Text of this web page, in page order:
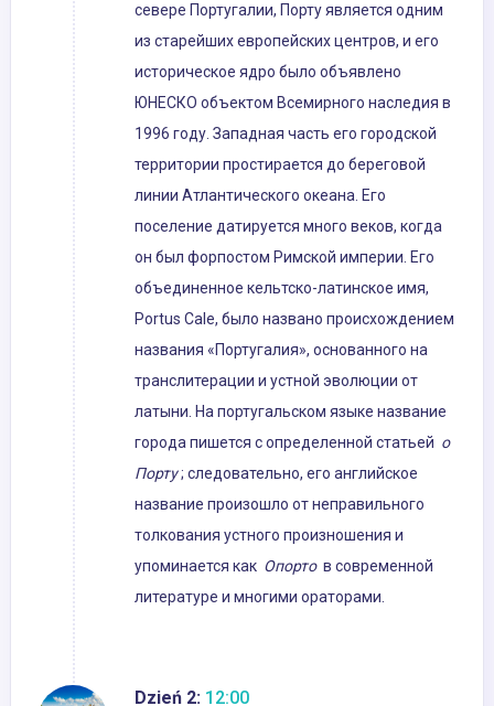
севере Португалии, Порту является одним
из старейших европейских центров, и его
историческое ядро ​​было объявлено
ЮНЕСКО объектом Всемирного наследия в
1996 году. Западная часть его городской
территории простирается до береговой
линии Атлантического океана. Его
поселение датируется много веков, когда
он был форпостом Римской империи. Его
объединенное кельтско-латинское имя,
Portus Cale, было названо происхождением
названия «Португалия», основанного на
транслитерации и устной эволюции от
латыни. На португальском языке название
города пишется с определенной статьей о
Порту; следовательно, его английское
название произошло от неправильного
толкования устного произношения и
упоминается как Опортов современной
литературе и многими ораторами.
Dzień 2: 12:00